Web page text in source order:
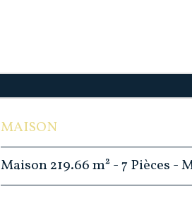
MAISON
Maison 219.66 m² - 7 Pièces -